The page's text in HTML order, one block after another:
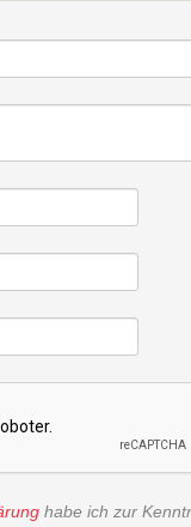
habe ich zur